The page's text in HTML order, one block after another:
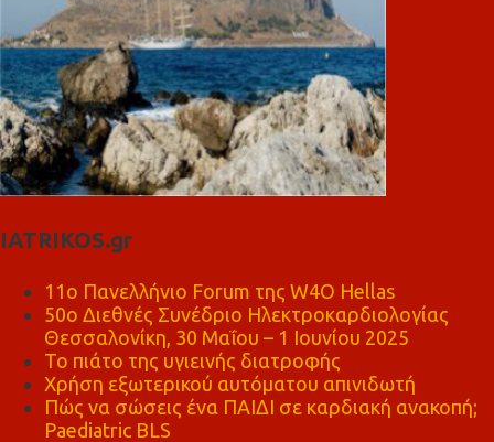
IATRIKOS.gr
11ο Πανελλήνιο Forum της W4O Hellas
50ο Διεθνές Συνέδριο Ηλεκτροκαρδιολογίας
Θεσσαλονίκη, 30 Μαΐου – 1 Ιουνίου 2025
Το πιάτο της υγιεινής διατροφής
Χρήση εξωτερικού αυτόματου απινιδωτή
Πώς να σώσεις ένα ΠΑΙΔΙ σε καρδιακή ανακοπή;
Paediatric BLS